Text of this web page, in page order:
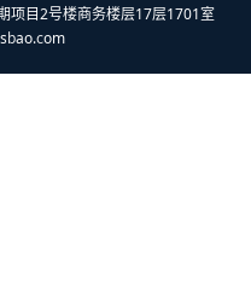
项目2号楼商务楼层17层1701室